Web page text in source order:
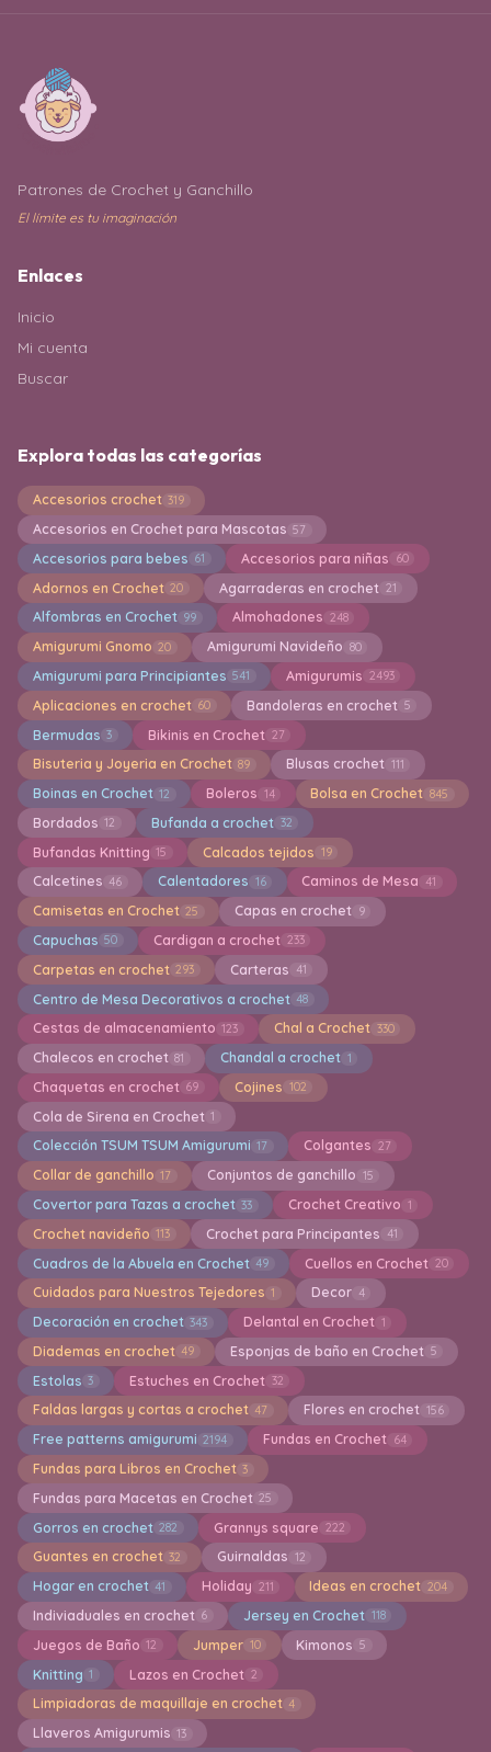
Patrones de Crochet y Ganchillo
El límite es tu imaginación
Enlaces
Inicio
Mi cuenta
Buscar
Explora todas las categorías
Accesorios crochet 319
Accesorios en Crochet para Mascotas 57
Accesorios para bebes 61 Accesorios para niñas 60
Adornos en Crochet 20 Agarraderas en crochet 21
Alfombras en Crochet 99 Almohadones 248
Amigurumi Gnomo 20 Amigurumi Navideño 80
Amigurumi para Principiantes 541 Amigurumis 2493
Aplicaciones en crochet 60 Bandoleras en crochet 5
Bermudas 3 Bikinis en Crochet 27
Bisuteria y Joyeria en Crochet 89 Blusas crochet 111
Boinas en Crochet 12 Boleros 14 Bolsa en Crochet 845
Bordados 12 Bufanda a crochet 32
Bufandas Knitting 15 Calcados tejidos 19
Calcetines 46 Calentadores 16 Caminos de Mesa 41
Camisetas en Crochet 25 Capas en crochet 9
Capuchas 50 Cardigan a crochet 233
Carpetas en crochet 293 Carteras 41
Centro de Mesa Decorativos a crochet 48
Cestas de almacenamiento 123 Chal a Crochet 330
Chalecos en crochet 81 Chandal a crochet 1
Chaquetas en crochet 69 Cojines 102
Cola de Sirena en Crochet 1
Colección TSUM TSUM Amigurumi 17 Colgantes 27
Collar de ganchillo 17 Conjuntos de ganchillo 15
Covertor para Tazas a crochet 33 Crochet Creativo 1
Crochet navideño 113 Crochet para Principantes 41
Cuadros de la Abuela en Crochet 49 Cuellos en Crochet 20
Cuidados para Nuestros Tejedores 1 Decor 4
Decoración en crochet 343 Delantal en Crochet 1
Diademas en crochet 49 Esponjas de baño en Crochet 5
Estolas 3 Estuches en Crochet 32
Faldas largas y cortas a crochet 47 Flores en crochet 156
Free patterns amigurumi 2194 Fundas en Crochet 64
Fundas para Libros en Crochet 3
Fundas para Macetas en Crochet 25
Gorros en crochet 282 Grannys square 222
Guantes en crochet 32 Guirnaldas 12
Hogar en crochet 41 Holiday 211 Ideas en crochet 204
Indiviaduales en crochet 6 Jersey en Crochet 118
Juegos de Baño 12 Jumper 10 Kimonos 5
Knitting 1 Lazos en Crochet 2
Limpiadoras de maquillaje en crochet 4
Llaveros Amigurumis 13